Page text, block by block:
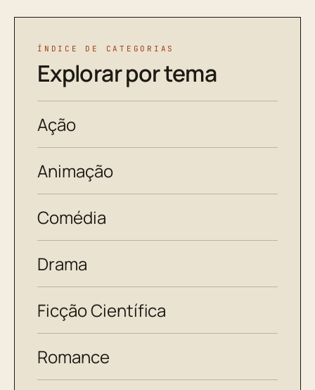
ÍNDICE DE CATEGORIAS
Explorar por tema
Ação
Animação
Comédia
Drama
Ficção Científica
Romance